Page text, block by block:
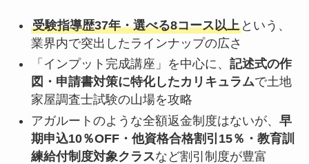
受験指導歴37年・選べる8コース以上という、
業界内で突出したラインナップの広さ
「インプット完成講座」を中心に、 記述式の作
図・申請書対策に特化したカリキュラムで土地
家屋調査士試験の山場を攻略
アガルートのような全額返金制度はないが、 早
期申込10％OFF・他資格合格割引15％・教育訓
練給付制度対象クラスなど割引制度が豊富